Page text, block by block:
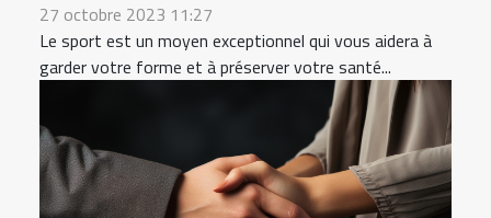
27 octobre 2023 11:27
Le sport est un moyen exceptionnel qui vous aidera à
garder votre forme et à préserver votre santé...